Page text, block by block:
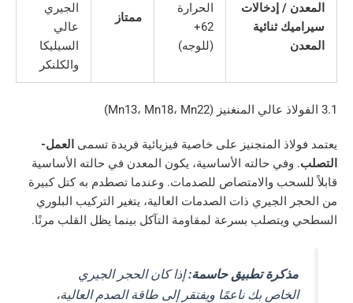
/ إدخالات
ثنائية
الحرارة
62+
ممتاز
عالي
المنجنيز على خاصية فيزيائية فريدة تسمىالعمل-
حالته الأساسية، يكون المعدن في حالته الأساسية
والامتصاص للصدمات. وعندما تصطدم به كتل كبيرة
ذات الصدمات العالية، يتغير التركيب البلوري
بسرعة لمقاومة التآكل بينما يظل القلب مرنًا.
تطبيق حاسمة:إذا كان الحجر الجيري
بك ناعمًا ويفتقر إلى طاقة الصدم العالية،